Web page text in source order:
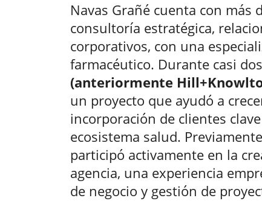
Navas Grañé cuenta con más
consultoría estratégica,
corporativos, con una
farmacéutico. Durante casi
(anteriormente
un proyecto que ayudó a
incorporación de clientes
ecosistema salud.
participó activamente en la
agencia, una experiencia
de negocio y gestión de